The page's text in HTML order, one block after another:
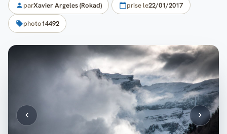
parXavier Argeles (Rokad) prise le22/01/2017
photo14492